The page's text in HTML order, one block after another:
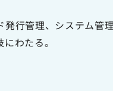
発行管理、システム管
わたる。